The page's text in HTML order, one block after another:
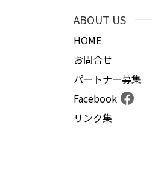
ABOUT US
HOME
お問合せ
パートナー募集
Facebook
リンク集